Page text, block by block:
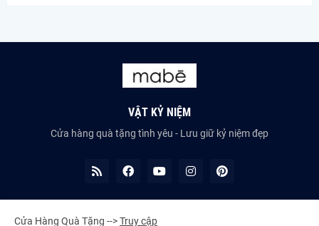
VẬT KỶ NIỆM
Cửa hàng quà tặng tình yêu - Lưu giữ kỷ niệm đẹp
Cửa Hàng Quà Tặng -->Truy cập